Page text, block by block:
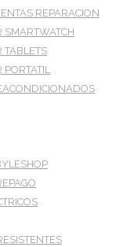
REPARACION
SMARTWATCH
TABLETS
PORTATIL